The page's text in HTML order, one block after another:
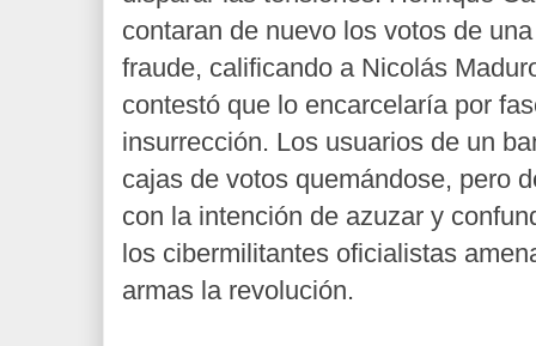
contaran de nuevo los votos de
fraude, calificando a Nicolás
contestó que lo encarcelaría por
insurrección. Los usuarios de un
cajas de votos quemándose, pero
con la intención de azuzar y
los cibermilitantes oficialistas
armas la revolución.